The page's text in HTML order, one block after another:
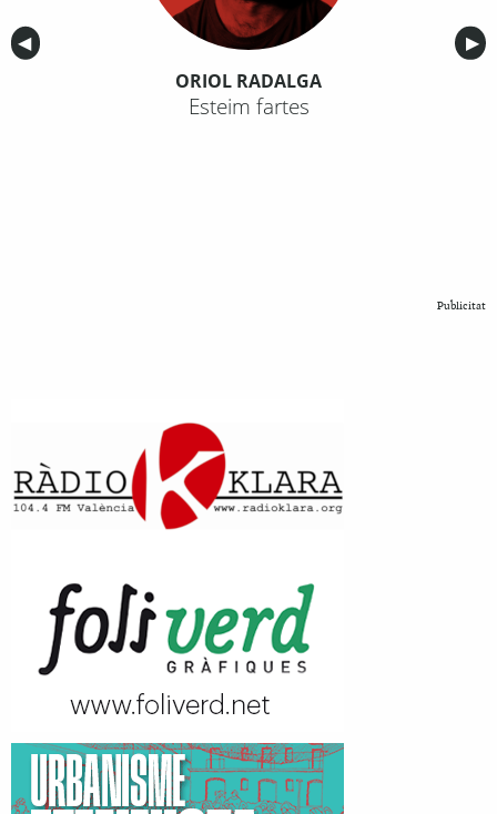
Anterior
◀︎ ▶︎
ORIOL RADALGA
Esteim fartes
Publicitat